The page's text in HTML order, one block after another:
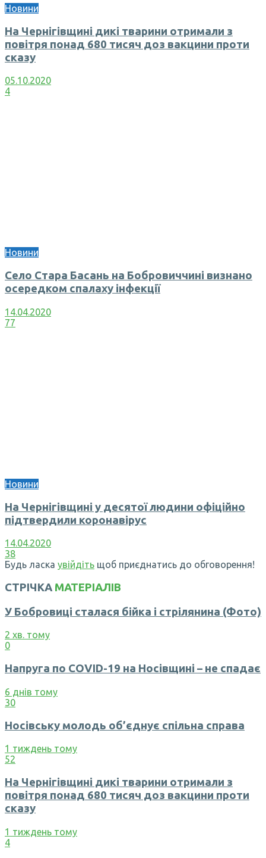
Новини
На Чернігівщині дикі тварини отримали з
повітря понад 680 тисяч доз вакцини проти
сказу
05.10.2020
4
Новини
Село Стара Басань на Бобровиччині визнано
осередком спалаху інфекції
14.04.2020
77
Новини
На Чернігівщині у десятої людини офіційно
підтвердили коронавірус
14.04.2020
38
Будь ласка увійдіть щоб приєднатись до обговорення!
СТРІЧКА МАТЕРІАЛІВ
У Бобровиці сталася бійка і стрілянина (Фото)
2 хв. тому
0
Напруга по COVID-19 на Носівщині – не спадає
6 днів тому
30
Носівську молодь об’єднує спільна справа
1 тиждень тому
52
На Чернігівщині дикі тварини отримали з
повітря понад 680 тисяч доз вакцини проти
сказу
1 тиждень тому
4